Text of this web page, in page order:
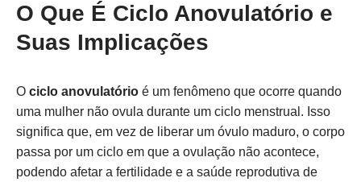
O Que É Ciclo Anovulatório e
Suas Implicações
O ciclo anovulatório é um fenômeno que ocorre quando
uma mulher não ovula durante um ciclo menstrual. Isso
significa que, em vez de liberar um óvulo maduro, o corpo
passa por um ciclo em que a ovulação não acontece,
podendo afetar a fertilidade e a saúde reprodutiva de